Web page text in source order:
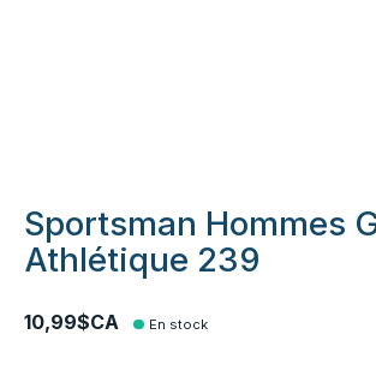
Sportsman Hommes
Athlétique 239
10,99$CA En stock